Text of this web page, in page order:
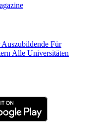
Auszubildende Für
Alle Universitäten